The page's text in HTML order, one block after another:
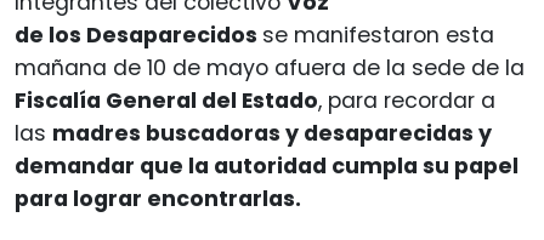
de los Desaparecidos se manifestaron esta
mañana de 10 de mayo afuera de la sede de la
Fiscalía General del Estado, para recordar a
las madres buscadoras y desaparecidas y
demandar que la autoridad cumpla su papel
para lograr encontrarlas.